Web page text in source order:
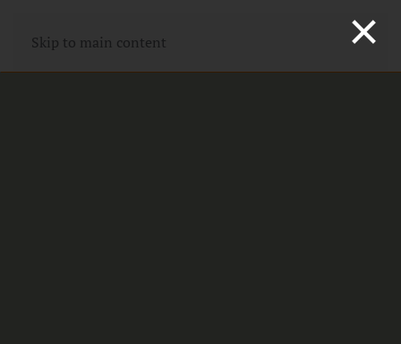
Skip to main content ×